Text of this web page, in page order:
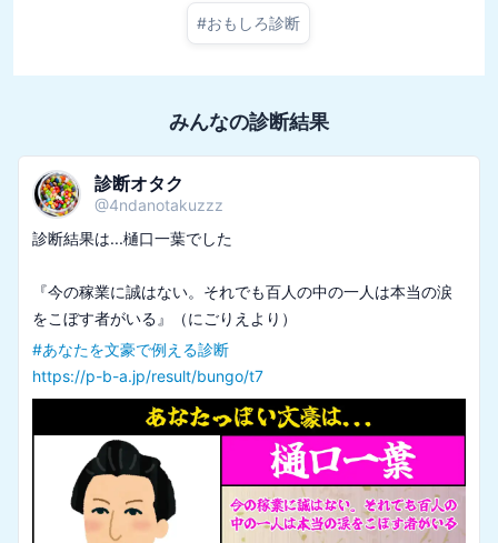
#おもしろ診断
みんなの診断結果
診断オタク
@4ndanotakuzzz
診断結果は...樋口一葉でした
『今の稼業に誠はない。それでも百人の中の一人は本当の涙
#あなたを文豪で例える診断
https://p-b-a.jp/result/bungo/t7